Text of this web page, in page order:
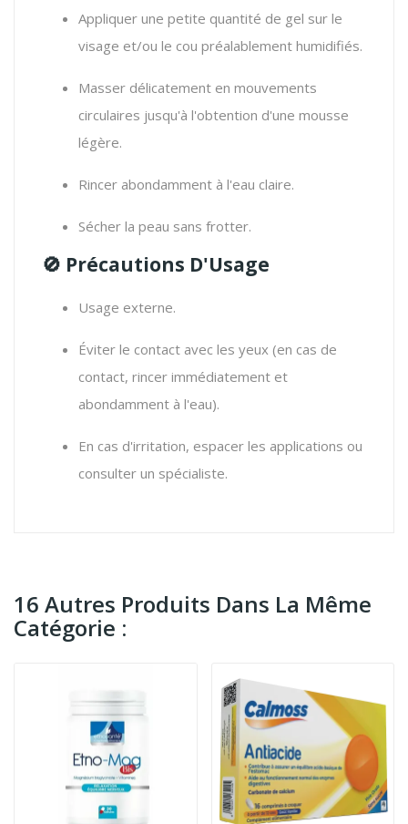
Appliquer une petite quantité de gel sur le
visage et/ou le cou préalablement humidifiés.
Masser délicatement en mouvements
circulaires jusqu'à l'obtention d'une mousse
légère.
Rincer abondamment à l'eau claire.
Sécher la peau sans frotter.
🚫 Précautions D'Usage
Usage externe.
Éviter le contact avec les yeux (en cas de
contact, rincer immédiatement et
abondamment à l'eau).
En cas d'irritation, espacer les applications ou
consulter un spécialiste.
16 Autres Produits Dans La Même
Catégorie :